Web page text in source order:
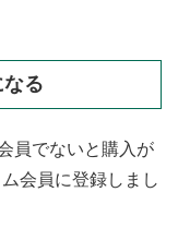
る
員でないと購入が
会員に登録しまし